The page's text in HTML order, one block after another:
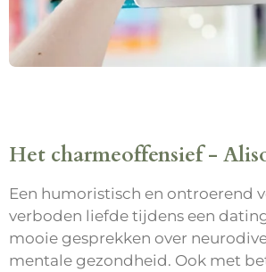
Het charmeoffensief -
Een humoristisch en ontroerend
verboden liefde tijdens een
mooie gesprekken over
mentale gezondheid. Ook met